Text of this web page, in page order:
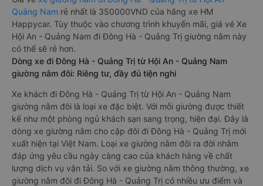
Quảng Nam rẻ nhất là 350000VND của hãng xe HM
Happycar. Tùy thuộc vào chương trình khuyến mãi, giá vé Xe
Hội An - Quảng Nam đi Đông Hà - Quảng Trị giường nằm này
có thể sẽ rẻ hơn.
Dòng xe đi Đông Hà - Quảng Trị từ Hội An - Quảng Nam
giường nằm đôi: Riêng tư, đầy đủ tiện nghi
Xe khách đi Đông Hà - Quảng Trị từ Hội An - Quảng Nam
giường nằm đôi là loại xe đặc biệt. Với mỗi giường được thiết
kế như một phòng ngủ khách sạn sang trọng, hiện đại. Đây là
dòng xe giường nằm cho cặp đôi đi Đông Hà - Quảng Trị mới
xuất hiện tại Việt Nam. Loại xe giường nằm đôi ra đời nhằm
đáp ứng yêu cầu ngày càng cao của khách hàng về chất
lượng dịch vụ vận tải. So với xe giường nằm thông thường, xe
giường nằm đôi đi Đông Hà - Quảng Trị có nhiều ưu điểm và